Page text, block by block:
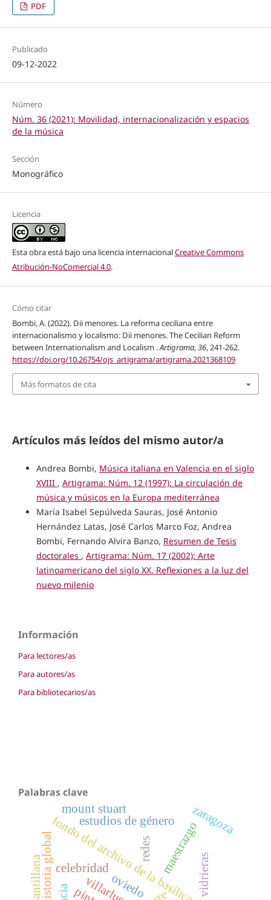
PDF
Publicado
09-12-2022
Número
Núm. 36 (2021): Movilidad, internacionalización y espacios
de la música
Sección
Monográfico
Licencia
Esta obra está bajo una licencia internacionalCreative Commons
Atribución-NoComercial 4.0.
Cómo citar
Bombi, A. (2022). Dii menores. La reforma ceciliana entre
internacionalismo y localismo: Dii menores. The Cecilian Reform
between Internationalism and Localism .Artigrama,36, 241-262.
https://doi.org/10.26754/ojs_artigrama/artigrama.2021368109
Más formatos de cita
Artículos más leídos del mismo autor/a
Andrea Bombi, Música italiana en Valencia en el siglo
XVIII , Artigrama: Núm. 12 (1997): La circulación de
música y músicos en la Europa mediterránea
María Isabel Sepúlveda Sauras, José Antonio
Hernández Latas, José Carlos Marco Foz, Andrea
Bombi, Fernando Alvira Banzo, Resumen de Tesis
doctorales , Artigrama: Núm. 17 (2002): Arte
latinoamericano del siglo XX. Reflexiones a la luz del
nuevo milenio
Información
Para lectores/as
Para autores/as
Para bibliotecarios/as
Palabras clave
fondo del archivo de la basílica del pilar
maestrazgo
celebridad
estudios de género
historia global redes
oviedo vidrieras
zaragoza
mount stuart